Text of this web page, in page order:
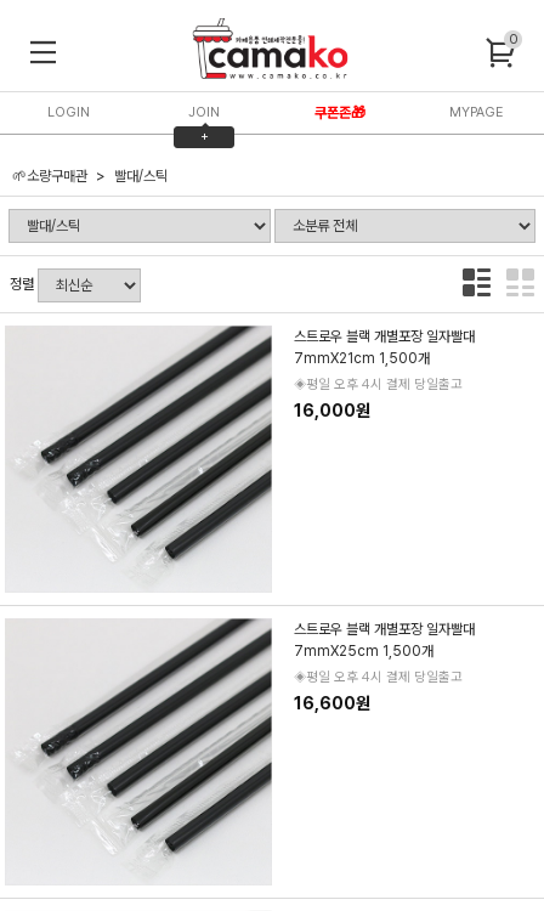
0
LOGIN
JOIN
+
쿠폰존🎁 MYPAGE
🌱소량구매관 빨대/스틱
정렬
스트로우 블랙 개별포장 일자빨대
7mmX21cm 1,500개
◈평일 오후 4시 결제 당일출고
16,000원
스트로우 블랙 개별포장 일자빨대
7mmX25cm 1,500개
◈평일 오후 4시 결제 당일출고
16,600원